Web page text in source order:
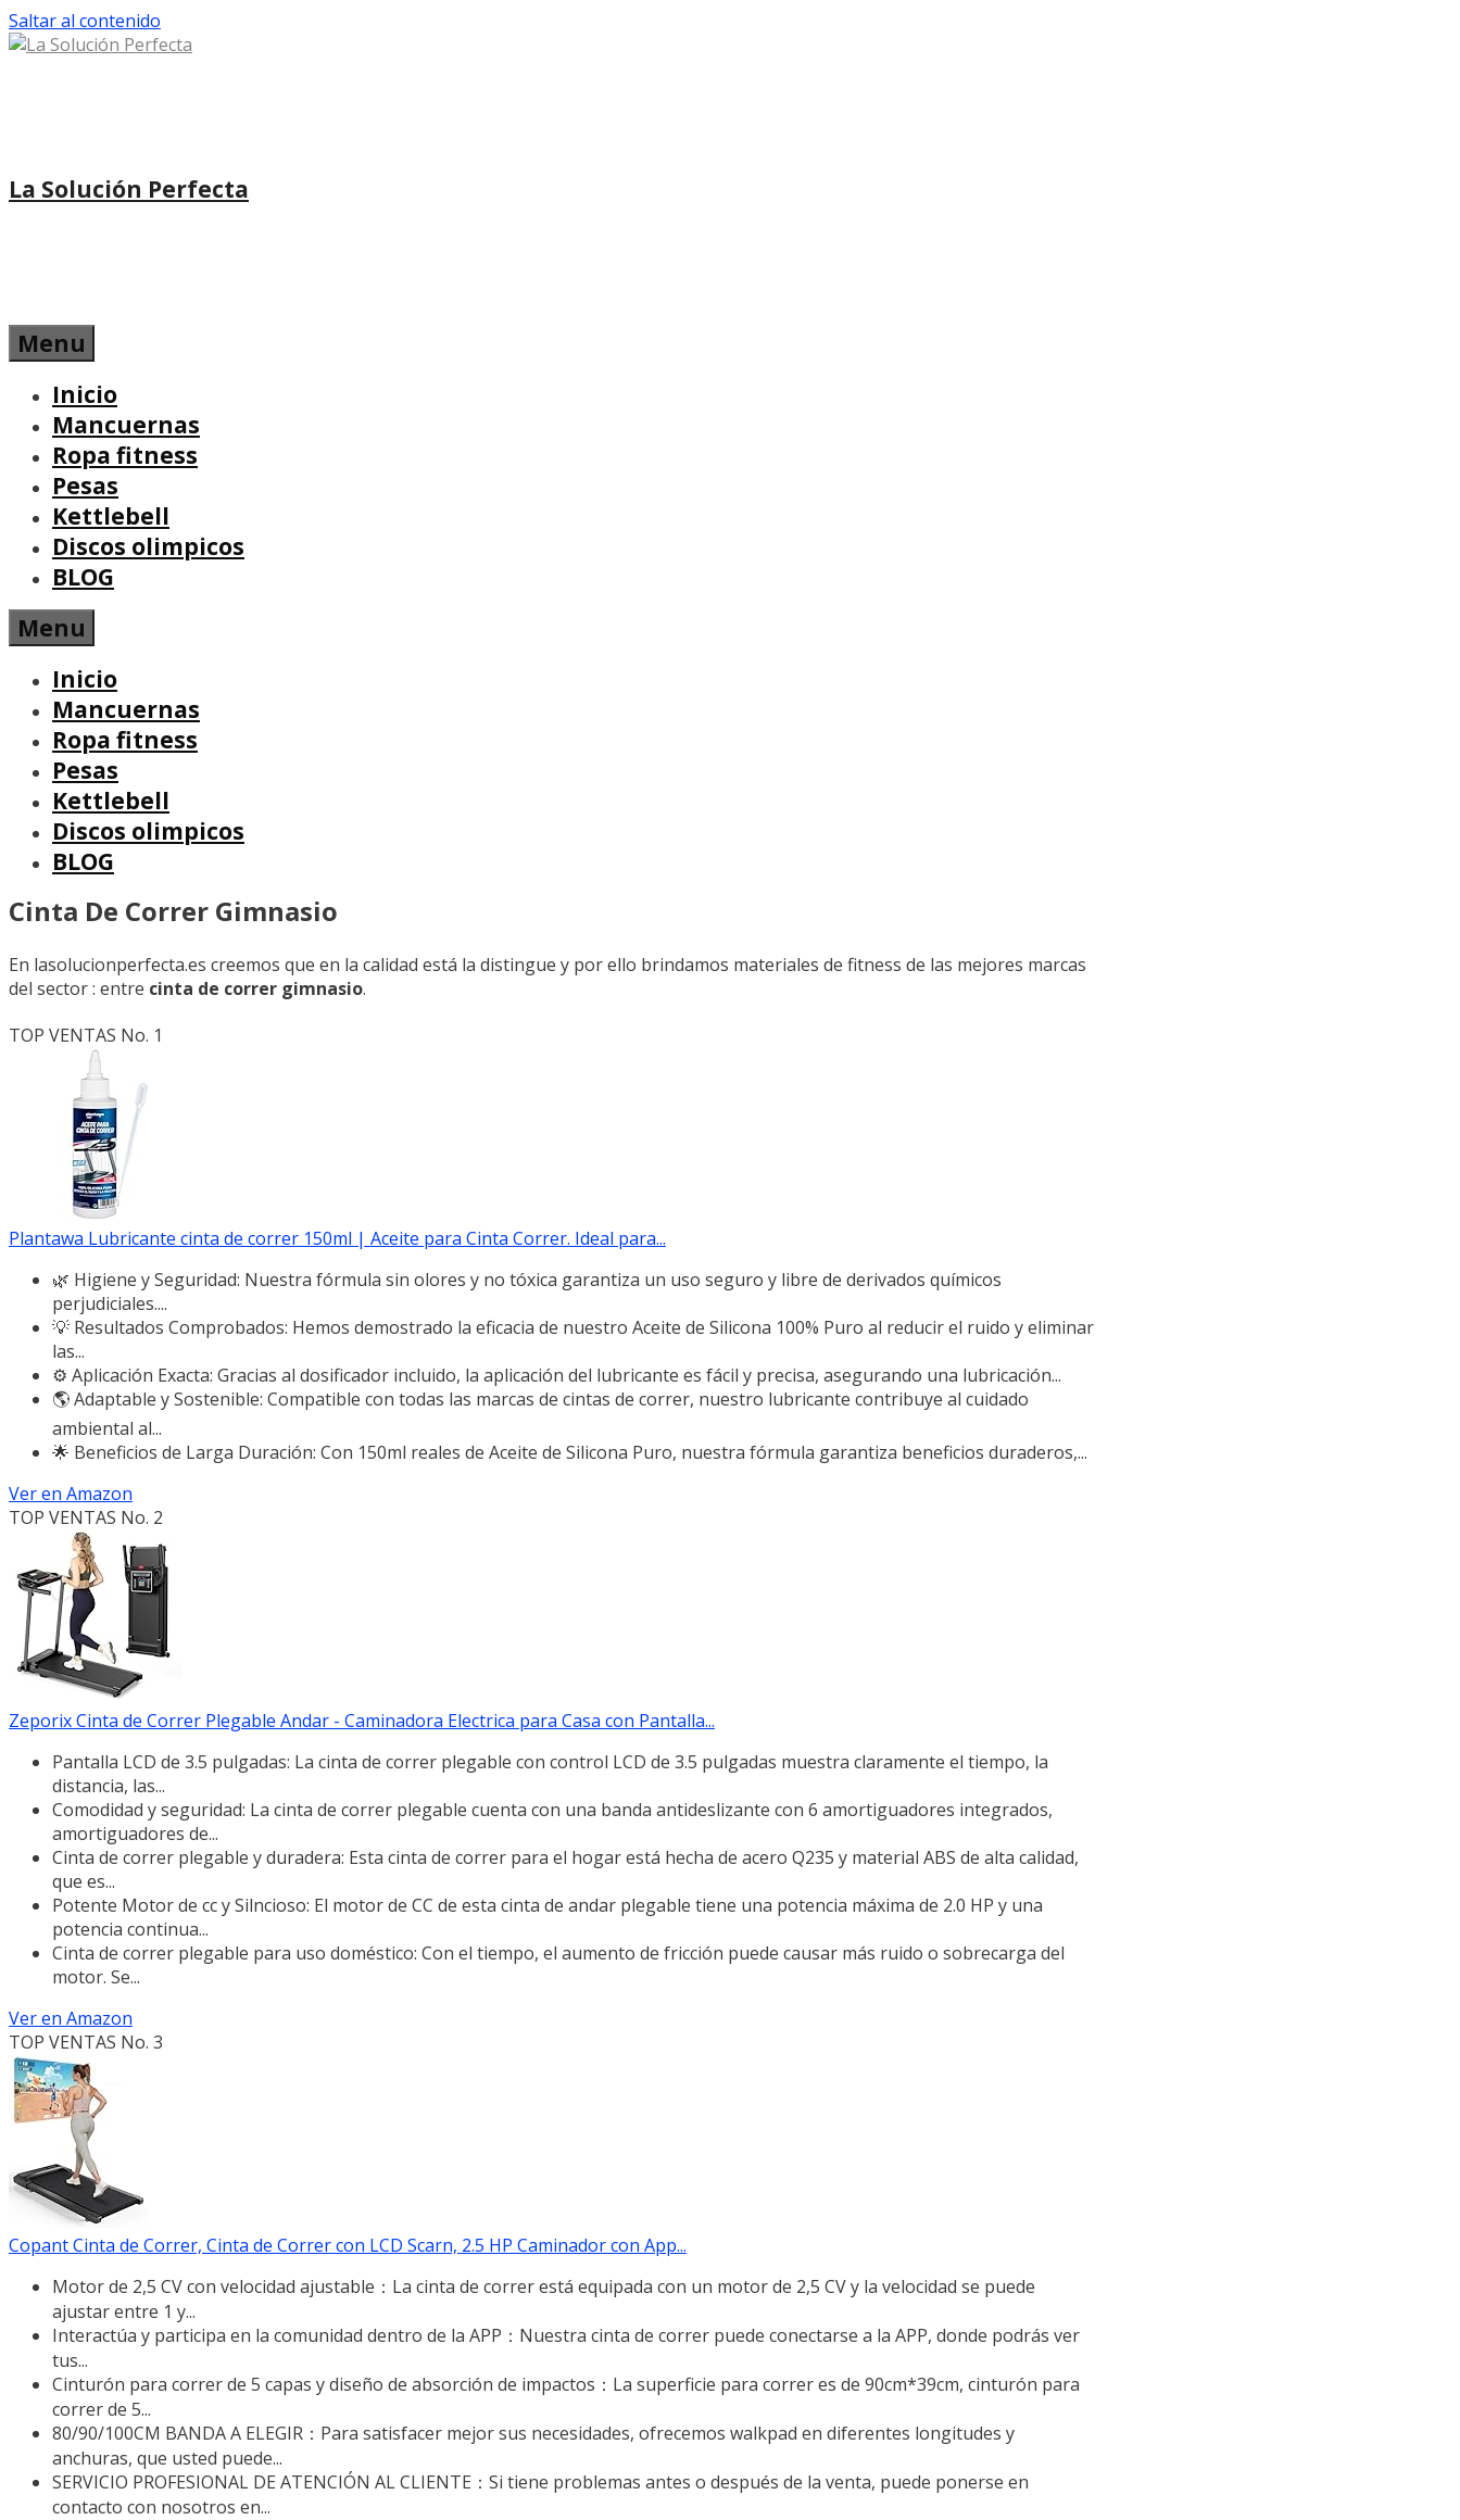
Saltar al contenido
La Solución Perfecta
Menu
Inicio
Mancuernas
Ropa fitness
Pesas
Kettlebell
Discos olimpicos
BLOG
Menu
Inicio
Mancuernas
Ropa fitness
Pesas
Kettlebell
Discos olimpicos
BLOG
Cinta De Correr Gimnasio
En lasolucionperfecta.es creemos que en la calidad está la distingue y por ello brindamos materiales de fitness de las mejores marcas
del sector : entre cinta de correr gimnasio.
TOP VENTAS No. 1
Plantawa Lubricante cinta de correr 150ml | Aceite para Cinta Correr. Ideal para...
🌿 Higiene y Seguridad: Nuestra fórmula sin olores y no tóxica garantiza un uso seguro y libre de derivados químicos
perjudiciales....
💡 Resultados Comprobados: Hemos demostrado la eficacia de nuestro Aceite de Silicona 100% Puro al reducir el ruido y eliminar
las...
⚙️ Aplicación Exacta: Gracias al dosificador incluido, la aplicación del lubricante es fácil y precisa, asegurando una lubricación...
🌎 Adaptable y Sostenible: Compatible con todas las marcas de cintas de correr, nuestro lubricante contribuye al cuidado
ambiental al...
🌟 Beneficios de Larga Duración: Con 150ml reales de Aceite de Silicona Puro, nuestra fórmula garantiza beneficios duraderos,...
Ver en Amazon
TOP VENTAS No. 2
Zeporix Cinta de Correr Plegable Andar - Caminadora Electrica para Casa con Pantalla...
Pantalla LCD de 3.5 pulgadas: La cinta de correr plegable con control LCD de 3.5 pulgadas muestra claramente el tiempo, la
distancia, las...
Comodidad y seguridad: La cinta de correr plegable cuenta con una banda antideslizante con 6 amortiguadores integrados,
amortiguadores de...
Cinta de correr plegable y duradera: Esta cinta de correr para el hogar está hecha de acero Q235 y material ABS de alta calidad,
que es...
Potente Motor de cc y Silncioso: El motor de CC de esta cinta de andar plegable tiene una potencia máxima de 2.0 HP y una
potencia continua...
Cinta de correr plegable para uso doméstico: Con el tiempo, el aumento de fricción puede causar más ruido o sobrecarga del
motor. Se...
Ver en Amazon
TOP VENTAS No. 3
Copant Cinta de Correr, Cinta de Correr con LCD Scarn, 2.5 HP Caminador con App...
Motor de 2,5 CV con velocidad ajustable：La cinta de correr está equipada con un motor de 2,5 CV y la velocidad se puede
ajustar entre 1 y...
Interactúa y participa en la comunidad dentro de la APP：Nuestra cinta de correr puede conectarse a la APP, donde podrás ver
tus...
Cinturón para correr de 5 capas y diseño de absorción de impactos：La superficie para correr es de 90cm*39cm, cinturón para
correr de 5...
80/90/100CM BANDA A ELEGIR：Para satisfacer mejor sus necesidades, ofrecemos walkpad en diferentes longitudes y
anchuras, que usted puede...
SERVICIO PROFESIONAL DE ATENCIÓN AL CLIENTE：Si tiene problemas antes o después de la venta, puede ponerse en
contacto con nosotros en...